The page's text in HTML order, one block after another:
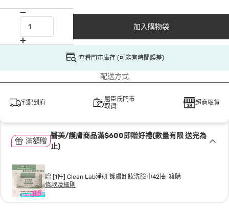
加入購物袋
查看門市庫存 (可能有時間誤差)
配送方式
宅配到府
屈臣氏門市
取貨
超商取貨
滿額贈
醫美/護膚商品滿$600即贈好禮(數量有限 送完為
止)
贈 [1件] Clean Lab淨研 護膚卸妝洗臉巾42抽-箱購
條款及細則